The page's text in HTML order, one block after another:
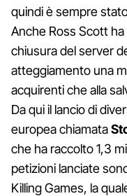
quindi è sempre
Anche Ross Scott
chiusura del server
atteggiamento una
acquirenti che alla
Da qui il lancio di
europea chiamata
che ha raccolto 1,3
petizioni lanciate
Killing Games, la